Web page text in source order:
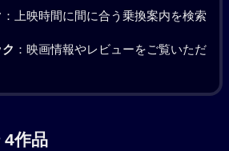
：上映時間に間に合う乗換案内を検索
：映画情報やレビューをご覧いただ
4作品